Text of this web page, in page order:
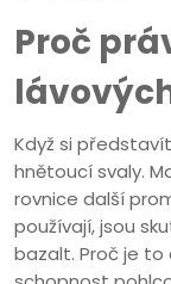
Proč
Když si
hnětoucí svaly.
rovnice další
používají, jsou
bazalt. Proč je